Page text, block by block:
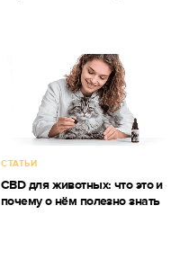
СТАТЬИ
CBD для животных: что это и
почему о нём полезно знать